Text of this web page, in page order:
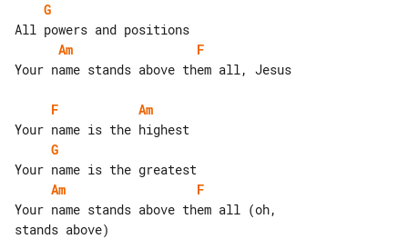
G
Am
F
Your name stands above them all, Jesus
F
Am
G
Am
F
Your name stands above them all (oh,